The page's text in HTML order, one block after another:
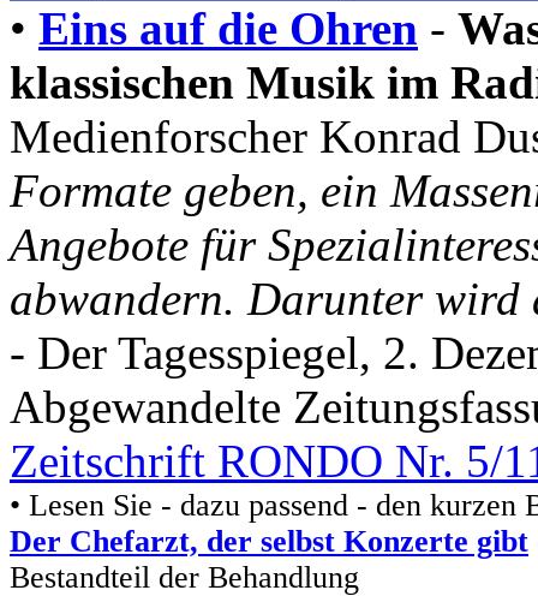
• Eins auf die Ohren -
klassischen Musik im
Medienforscher Konrad
Formate geben, ein
Angebote für
abwandern. Darunter wird
- Der Tagesspiegel, 2.
Abgewandelte
Zeitschrift RONDO Nr. 5/
• Lesen Sie - dazu passend - den
Der Chefarzt, der selbst Konzerte gibt
Bestandteil der Behandlung